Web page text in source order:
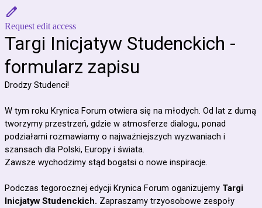
Request edit access
Targi Inicjatyw Studenckich -
formularz zapisu
Drodzy Studenci!
W tym roku Krynica Forum otwiera się na młodych. Od lat z dumą
tworzymy przestrzeń, gdzie w atmosferze dialogu, ponad
podziałami rozmawiamy o najważniejszych wyzwaniach i
szansach dla Polski, Europy i świata.
Zawsze wychodzimy stąd bogatsi o nowe inspiracje.
Podczas tegorocznej edycji Krynica Forum oganizujemy Targi
Inicjatyw Studenckich. Zapraszamy trzyosobowe zespoły